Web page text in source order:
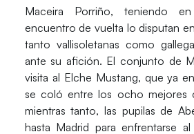
Maceira Porriño, teniendo
encuentro de vuelta lo disputan
tanto vallisoletanas como
ante su afición. El conjunto de
visita al Elche Mustang, que ya
se coló entre los ocho mejores
mientras tanto, las pupilas de
hasta Madrid para enfrentarse